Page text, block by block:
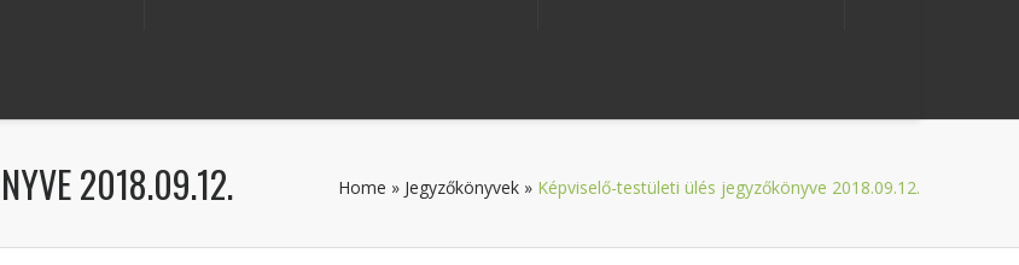
2018.09.12. Home » Jegyzőkönyvek » Képviselő-testületi ülés jegyzőkönyve 2018.09.12.